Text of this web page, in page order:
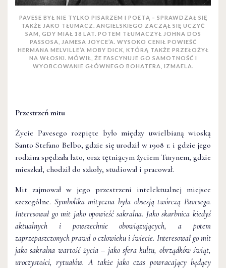
PAVESE BYŁ NIE TYLKO PISARZEM I POETĄ – SPRAWDZAŁ SIĘ
TAKŻE JAKO TŁUMACZ. ANGIELSKIEGO ZACZĄŁ SIĘ UCZYĆ
SAM, GDY MIAŁ 18 LAT. POTEM TŁUMACZYŁ JOHNA DOS
PASSOSA, JAMESA JOYCE’A. WYSOKO CENIŁ POWIEŚĆ
HERMANA MELVILLE’A MOBY DICK, KTÓRĄ TAKŻE PRZEŁOŻYŁ
NA WŁOSKI. MÓWIŁ, ŻE FASCYNUJE GO SAMOTNOŚĆ I
WYOBCOWANIE GŁÓWNEGO BOHATERA, IZMAELA.
Przestrzeń mitu
Życie Pavesego rozpięte było między uwielbianą wioską
Santo Stefano Belbo, gdzie się urodził w 1908 r. i gdzie jego
rodzina spędzała lato, oraz tętniącym życiem Turynem, gdzie
mieszkał, chodził do szkoły, studiował i pracował.
Mit zajmował w jego przestrzeni intelektualnej miejsce
szczególne. Symbolika mityczna była obsesją twórczą Pavesego.
Interesował go mit jako opowieść sakralna. Jako skarbnica kiedyś
aktualnych i powszechnie obowiązujących, a potem
zaprzepaszczonych prawd o człowieku i świecie. Interesował go mit
jako sakralna wartość życia – jako sfera kultu, obrządków świąt,
uroczystości, rytuałów. A także jako czas powracający będący